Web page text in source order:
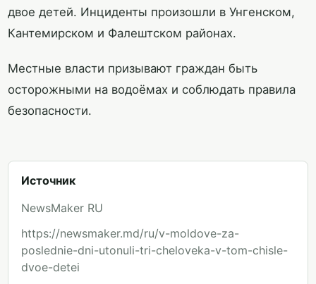
двое детей. Инциденты произошли в Унгенском,
Кантемирском и Фалештском районах.
Местные власти призывают граждан быть
осторожными на водоёмах и соблюдать правила
безопасности.
Источник
NewsMaker RU
https://newsmaker.md/ru/v-moldove-za-
poslednie-dni-utonuli-tri-cheloveka-v-tom-chisle-
dvoe-detei